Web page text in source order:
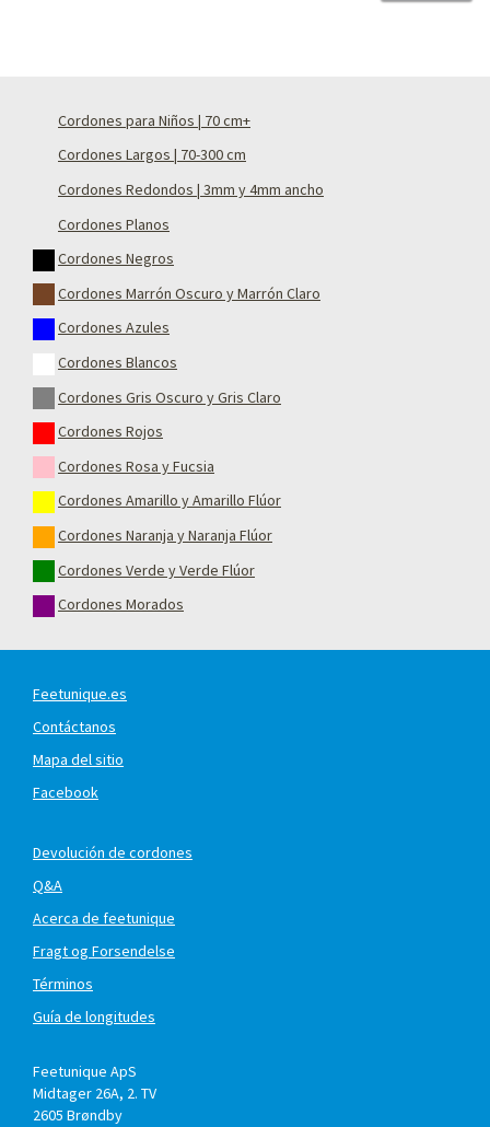
Cordones para Niños | 70 cm+
Cordones Largos | 70-300 cm
Cordones Redondos | 3mm y 4mm ancho
Cordones Planos
Cordones Negros
Cordones Marrón Oscuro y Marrón Claro
Cordones Azules
Cordones Blancos
Cordones Gris Oscuro y Gris Claro
Cordones Rojos
Cordones Rosa y Fucsia
Cordones Amarillo y Amarillo Flúor
Cordones Naranja y Naranja Flúor
Cordones Verde y Verde Flúor
Cordones Morados
Feetunique.es
Contáctanos
Mapa del sitio
Facebook
Devolución de cordones
Q&A
Acerca de feetunique
Fragt og Forsendelse
Términos
Guía de longitudes
Feetunique ApS
Midtager 26A, 2. TV
2605 Brøndby